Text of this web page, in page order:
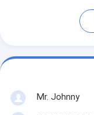
Mr. Johnny